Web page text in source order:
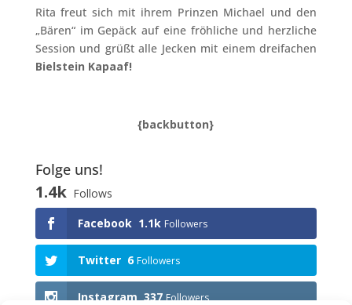
Rita freut sich mit ihrem Prinzen Michael und den
„Bären“ im Gepäck auf eine fröhliche und herzliche
Session und grüßt alle Jecken mit einem dreifachen
Bielstein Kapaaf!
{backbutton}
Folge uns!
1.4k Follows
Facebook 1.1k Followers
Twitter 6 Followers
Instagram 337 Followers